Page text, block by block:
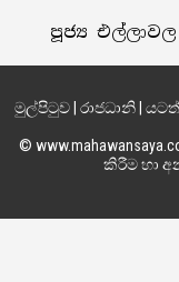
පූජ්‍ය
මුල්පිටුව| රාජධානි|
©
කිරීම හා